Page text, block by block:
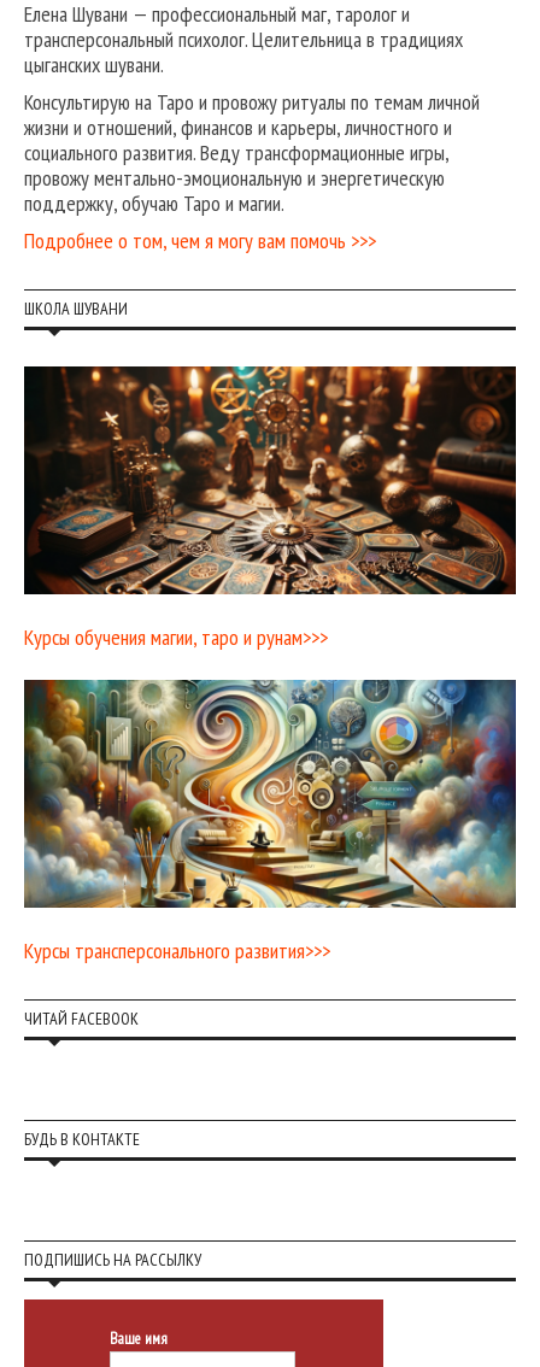
Елена Шувани — профессиональный маг, таролог и
трансперсональный психолог. Целительница в традициях
цыганских шувани.
Консультирую на Таро и провожу ритуалы по темам личной
жизни и отношений, финансов и карьеры, личностного и
социального развития. Веду трансформационные игры,
провожу ментально-эмоциональную и энергетическую
поддержку, обучаю Таро и магии.
Подробнее о том, чем я могу вам помочь >>>
ШКОЛА ШУВАНИ
Курсы обучения магии, таро и рунам>>>
Курсы трансперсонального развития>>>
ЧИТАЙ FACEBOOK
БУДЬ В КОНТАКТЕ
ПОДПИШИСЬ НА РАССЫЛКУ
Ваше имя